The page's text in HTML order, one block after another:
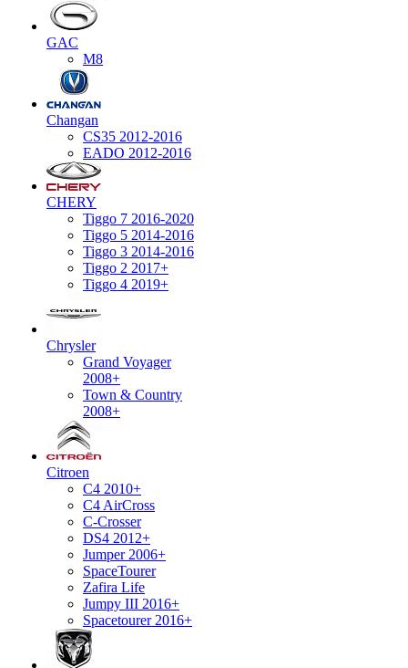
GAC
M8
Changan
CS35 2012-2016
EADO 2012-2016
CHERY
Tiggo 7 2016-2020
Tiggo 5 2014-2016
Tiggo 3 2014-2016
Tiggo 2 2017+
Tiggo 4 2019+
Chrysler
Grand Voyager
2008+
Town & Country
2008+
Citroen
C4 2010+
C4 AirCross
C-Crosser
DS4 2012+
Jumper 2006+
SpaceTourer
Zafira Life
Jumpy III 2016+
Spacetourer 2016+